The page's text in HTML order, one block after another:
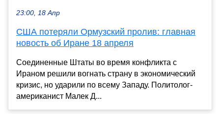
23:00, 18 Апр
США потеряли Ормузский пролив: главная
новость об Иране 18 апреля
Соединенные Штаты во время конфликта с
Ираном решили вогнать страну в экономический
кризис, но ударили по всему Западу. Политолог-
американист Малек Д...